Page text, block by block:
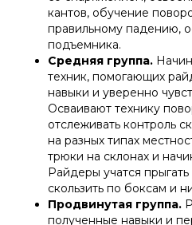
кантов, обучение
правильному падению,
подъемника.
Средняя группа.
техник, помогающих
навыки и уверенно
Осваивают технику
отслеживать контроль
на разных типах
трюки на склонах и
Райдеры учатся
скользить по боксам и
Продвинутая группа.
полученные навыки и